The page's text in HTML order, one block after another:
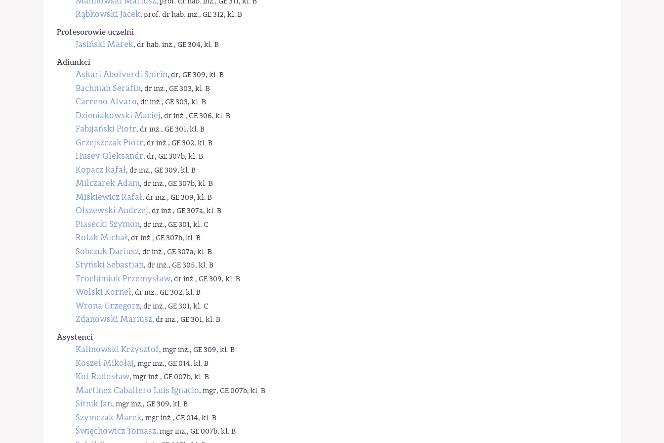
Rąbkowski Jacek, prof. dr hab. inż., GE 312, kl. B
Profesorowie uczelni
Jasiński Marek, dr hab. inż., GE 304, kl. B
Adiunkci
Askari Abolverdi Shirin, dr, GE 309, kl. B
Bachman Serafin, dr inż., GE 303, kl. B
Carreno Alvaro, dr inż., GE 303, kl. B
Dzieniakowski Maciej, dr inż., GE 306, kl. B
Fabijański Piotr, dr inż., GE 301, kl. B
Grzejszczak Piotr, dr inż., GE 302, kl. B
Husev Oleksandr, dr, GE 307b, kl. B
Kopacz Rafał, dr inż., GE 309, kl. B
Milczarek Adam, dr inż., GE 307b, kl. B
Miśkiewicz Rafał, dr inż., GE 309, kl. B
Olszewski Andrzej, dr inż., GE 307a, kl. B
Piasecki Szymon, dr inż., GE 301, kl. C
Rolak Michał, dr inż., GE 307b, kl. B
Sobczuk Dariusz, dr inż., GE 307a, kl. B
Styński Sebastian, dr inż., GE 305, kl. B
Trochimiuk Przemysław, dr inż., GE 309, kl. B
Wolski Kornel, dr inż., GE 302, kl. B
Wrona Grzegorz, dr inż., GE 301, kl. C
Zdanowski Mariusz, dr inż., GE 301, kl. B
Asystenci
Kalinowski Krzysztof, mgr inż., GE 309, kl. B
Koszel Mikołaj, mgr inż., GE 014, kl. B
Kot Radosław, mgr inż., GE 007b, kl. B
Martinez Caballero Luis Ignacio, mgr, GE 007b, kl. B
Sitnik Jan, mgr inż., GE 309, kl. B
Szymczak Marek, mgr inż., GE 014, kl. B
Święchowicz Tomasz, mgr inż., GE 007b, kl. B